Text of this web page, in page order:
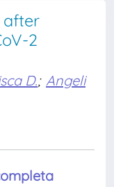
after
2
D.; Angeli